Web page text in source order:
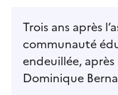
Trois ans après
communauté
endeuillée,
Dominique